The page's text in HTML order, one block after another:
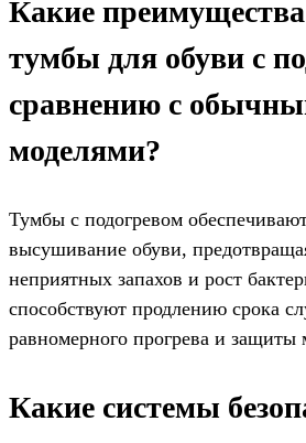
Какие
тумбы для обуви с
сравнению с
моделями?
Тумбы с подогревом
высушивание обуви,
неприятных запахов и рост
способствуют продлению срока
равномерного прогрева и защиты
Какие системы